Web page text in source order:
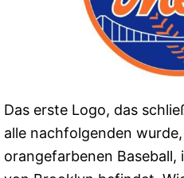
Das erste Logo, das
alle nachfolgenden
orangefarbenen Baseball,